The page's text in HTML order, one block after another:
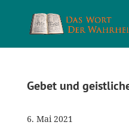
Gebet und
6. Mai 2021